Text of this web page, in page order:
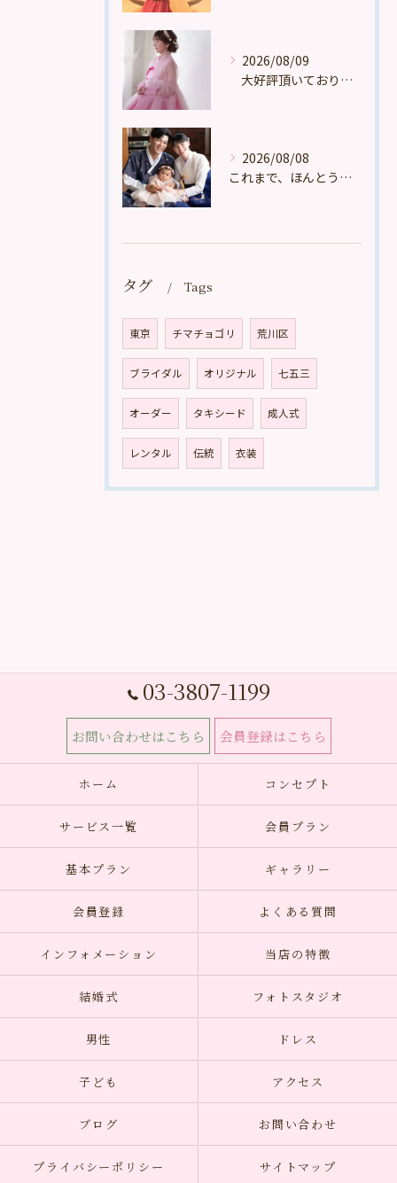
2026/08/09
大好評頂いております。
2026/08/08
これまで、ほんとうに多くの、たくさんの、数え切れないほどのお...
タグ Tags
東京 チマチョゴリ 荒川区
ブライダル オリジナル 七五三
オーダー タキシード 成人式
レンタル 伝統 衣装
03-3807-1199
お問い合わせはこちら 会員登録はこちら
ホーム コンセプト
サービス一覧 会員プラン
基本プラン ギャラリー
会員登録 よくある質問
インフォメーション 当店の特徴
結婚式 フォトスタジオ
男性 ドレス
子ども アクセス
ブログ お問い合わせ
プライバシーポリシー サイトマップ